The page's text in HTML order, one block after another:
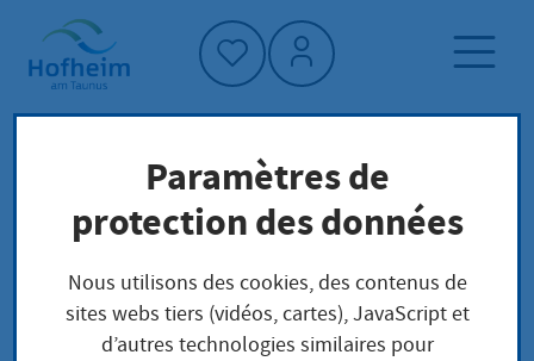
Accueil"
Page d'accueil
Actualités et appels d'offres
Aktuelles aus Hofheim
Flughafen Frankfurt: „Es muss leiser werden!“
Betroffene Kommunen fordern weniger Starts
über die Nordwest-Abflugroute
Paramètres de
protection des données
Nous utilisons des cookies, des contenus de
sites webs tiers (vidéos, cartes), JavaScript et
d’autres technologies similaires pour